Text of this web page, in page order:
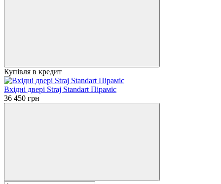
Купівля в кредит
Вхідні двері Straj Standart Піраміс
36 450 грн